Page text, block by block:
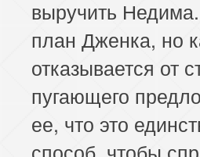
выручить
план Дженка, но
отказывается от
пугающего
ее, что это
способ, чтобы